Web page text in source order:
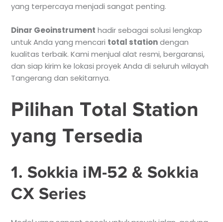
yang terpercaya menjadi sangat penting.
Dinar Geoinstrument hadir sebagai solusi lengkap
untuk Anda yang mencari total stationdengan
kualitas terbaik. Kami menjual alat resmi, bergaransi,
dan siap kirim ke lokasi proyek Anda di seluruh wilayah
Tangerang dan sekitarnya.
Pilihan Total Station
yang Tersedia
1. Sokkia iM-52 & Sokkia
CX Series